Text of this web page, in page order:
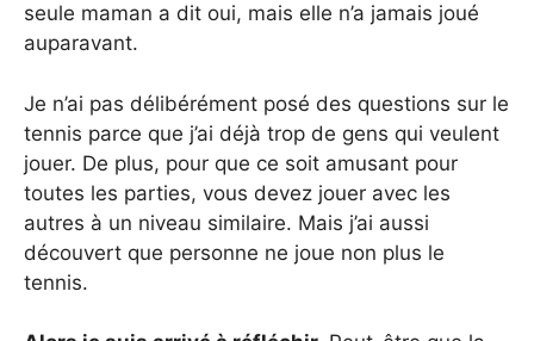
seule maman a dit oui, mais elle n’a jamais joué
auparavant.
Je n’ai pas délibérément posé des questions sur le
tennis parce que j’ai déjà trop de gens qui veulent
jouer. De plus, pour que ce soit amusant pour
toutes les parties, vous devez jouer avec les
autres à un niveau similaire. Mais j’ai aussi
découvert que personne ne joue non plus le
tennis.